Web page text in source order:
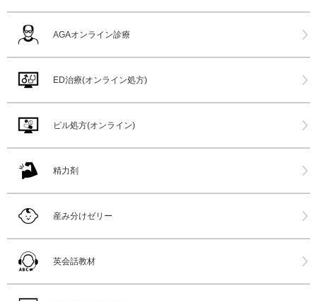
AGAオンライン診療
ED治療(オンライン処方)
ピル処方(オンライン)
精力剤
産み分けゼリー
英会話教材